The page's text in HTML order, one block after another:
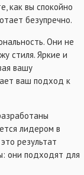
как вы спокойно
безупречно.
Они не
стиля. Яркие и
вашу
ваш подход к
лидером в
результат
они подходят для